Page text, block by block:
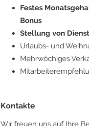
Festes
Bonus
Stellung von
Urlaubs- und
Mehrwöchiges
Kontakte
Wir freuen uns auf Ihre